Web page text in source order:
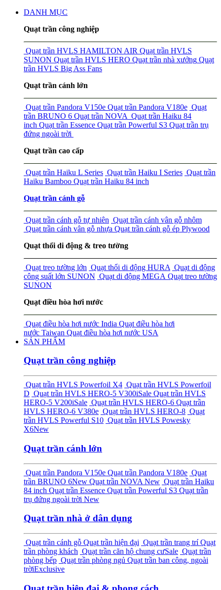
DANH MỤC
Quạt trần công nghiệp
Quạt trần HVLS HAMILTON AIR Quạt trần HVLS
SUNON Quạt trần HVLS HERO Quạt trần nhà xưởng Quạt
trần HVLS Big Ass Fans
Quạt trần cánh lớn
Quạt trần Pandora V150e Quạt trần Pandora V180e Quạt
trần BRUNO 6 Quạt trần NOVA Quạt trần Haiku 84
inch Quạt trần Essence Quạt trần Powerful S3 Quạt trần trụ
đứng ngoài trời
Quạt trần cao cấp
Quạt trần Haiku L Series Quạt trần Haiku I Series Quạt trần
Haiku Bamboo Quạt trần Haiku 84 inch
Quạt trần cánh gỗ
Quạt trần cánh gỗ tự nhiên Quạt trần cánh vân gỗ nhôm
Quạt trần cánh vân gỗ nhựa Quạt trần cánh gỗ ép Plywood
Quạt thổi di động & treo tường
Quạt treo tường lớn Quạt thổi di động HURA Quạt di động
công suất lớn SUNON Quạt di động MEGA Quạt treo tường
SUNON
Quạt điều hòa hơi nước
Quạt điều hòa hơi nước India Quạt điều hòa hơi
nước Taiwan Quạt điều hòa hơi nước USA
SẢN PHẨM
Quạt trần công nghiệp
Quạt trần HVLS Powerfoil X4 Quạt trần HVLS Powerfoil
D Quạt trần HVLS HERO-5 V300iSale Quạt trần HVLS
HERO-5 V200iSale Quạt trần HVLS HERO-6 Quạt trần
HVLS HERO-6 V380e Quạt trần HVLS HERO-8 Quạt
trần HVLS Powerful S10 Quạt trần HVLS Powesky
X6New
Quạt trần cánh lớn
Quạt trần Pandora V150e Quạt trần Pandora V180e Quạt
trần BRUNO 6New Quạt trần NOVA New Quạt trần Haiku
84 inch Quạt trần Essence Quạt trần Powerful S3 Quạt trần
trụ đứng ngoài trời New
Quạt trần nhà ở dân dụng
Quạt trần cánh gỗ Quạt trần hiện đại Quạt trần trang tríQuạt
trần phòng khách Quạt trần căn hộ chung cưSale Quạt trần
phòng bếp Quạt trần phòng ngủ Quạt trần ban công, ngoài
trờiExclusive